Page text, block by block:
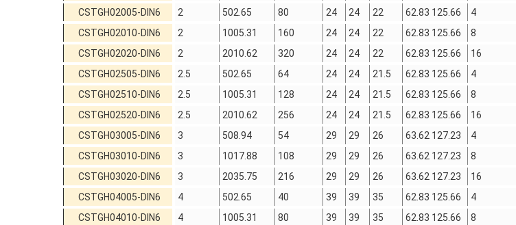
CSTGH02005-DIN6
2 502.65 80 24 24 22 62.83 125.66 4
CSTGH02010-DIN6
2 1005.31 160 24 24 22 62.83 125.66 8
CSTGH02020-DIN6
2 2010.62 320 24 24 22 62.83 125.66 16
CSTGH02505-DIN6
2.5 502.65 64 24 24 21.5 62.83 125.66 4
CSTGH02510-DIN6
2.5 1005.31 128 24 24 21.5 62.83 125.66 8
CSTGH02520-DIN6
2.5 2010.62 256 24 24 21.5 62.83 125.66 16
CSTGH03005-DIN6
3 508.94 54 29 29 26 63.62 127.23 4
CSTGH03010-DIN6
3 1017.88 108 29 29 26 63.62 127.23 8
CSTGH03020-DIN6
3 2035.75 216 29 29 26 63.62 127.23 16
CSTGH04005-DIN6
4 502.65 40 39 39 35 62.83 125.66 4
CSTGH04010-DIN6
4 1005.31 80 39 39 35 62.83 125.66 8